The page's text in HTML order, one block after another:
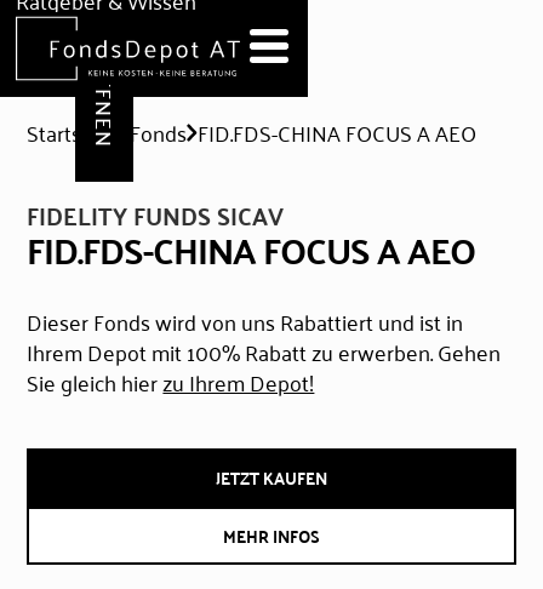
Hilfe & Formulare
DEPOT ERÖFFNEN
Startseite Fonds FID.FDS-CHINA FOCUS A AEO
FIDELITY FUNDS SICAV
FID.FDS-CHINA FOCUS A AEO
Dieser Fonds wird von uns Rabattiert und ist in
Ihrem Depot mit 100% Rabatt zu erwerben. Gehen
Sie gleich hierzu Ihrem Depot!
JETZT KAUFEN
MEHR INFOS